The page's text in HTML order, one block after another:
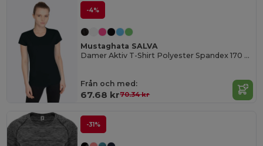
-4%
Mustaghata SALVA
Damer Aktiv T-Shirt Polyester Spandex 170 G/M²
Från och med:
67.68 kr70.34 kr
-31%